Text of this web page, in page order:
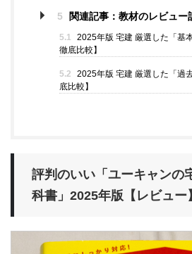
5 関連記事：教材のレビュー
5.1
2025年版 宅建 厳選した「基
徹底比較】
5.2
2025年版 宅建 厳選した「過
底比較】
評判のいい「ユーキャンの
科書」2025年版【レビュー】